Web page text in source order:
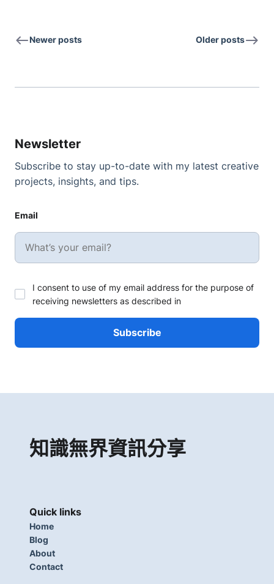
Newer posts Older posts
Newsletter
Subscribe to stay up-to-date with my latest creative
projects, insights, and tips.
Email
I consent to use of my email address for the purpose of
receiving newsletters as described in
知識無界資訊分享
Quick links
Home
Blog
About
Contact